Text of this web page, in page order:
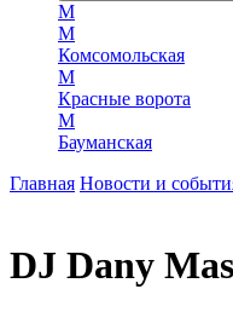
М
М
Комсомольская
М
Красные ворота
М
Бауманская
Главная Новости и
DJ Dany